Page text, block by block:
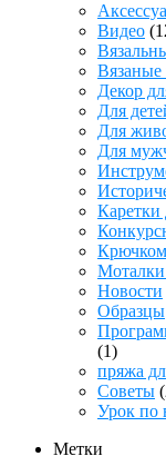
Видео
Вязаные
Декор
Для
Для
Для
Каретки
Крючком
Новости
Образцы
(1)
пряжа
Советы
Урок по
Метки